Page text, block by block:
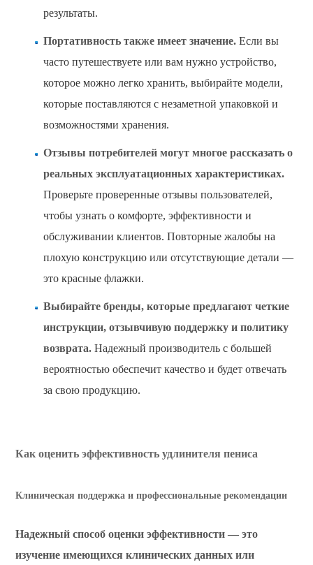
результаты.
Портативность также имеет значение. Если вы
часто путешествуете или вам нужно устройство,
которое можно легко хранить, выбирайте модели,
которые поставляются с незаметной упаковкой и
возможностями хранения.
Отзывы потребителей могут многое рассказать о
реальных эксплуатационных характеристиках.
Проверьте проверенные отзывы пользователей,
чтобы узнать о комфорте, эффективности и
обслуживании клиентов. Повторные жалобы на
плохую конструкцию или отсутствующие детали —
это красные флажки.
Выбирайте бренды, которые предлагают четкие
инструкции, отзывчивую поддержку и политику
возврата. Надежный производитель с большей
вероятностью обеспечит качество и будет отвечать
за свою продукцию.
Как оценить эффективность удлинителя пениса
Клиническая поддержка и профессиональные рекомендации
Надежный способ оценки эффективности — это
изучение имеющихся клинических данных или